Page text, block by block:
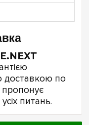
доставкою по
пропонує
питань.